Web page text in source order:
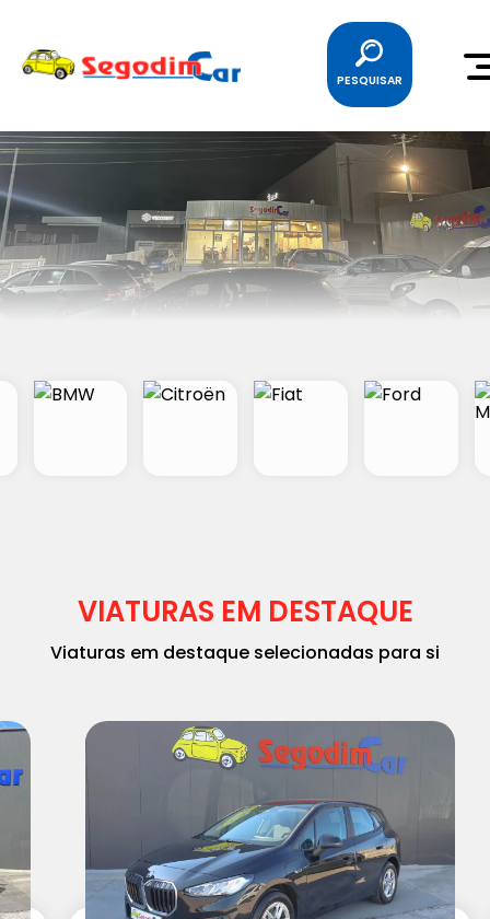
VIATURAS EM DESTAQUE
Viaturas em destaque selecionadas para si
PESQUISAR